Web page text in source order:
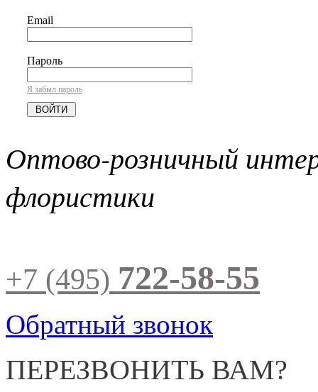
Email
Пароль
Я забыл пароль
Оптово-розничный
флористики
+7 (495) 722-58-55
Обратный звонок
ПЕРЕЗВОНИТЬ ВАМ?